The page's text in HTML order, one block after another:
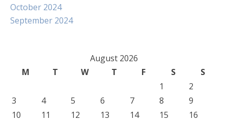
October 2024
September 2024
August 2026
M
T W T F S
S
1
2
3
4 5 6 7 8
9
10
11 12 13 14 15
16